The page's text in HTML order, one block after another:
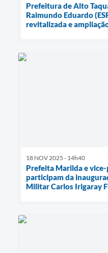
Prefeitura de Alto
Raimundo Eduardo
revitalizada e
18 NOV 2025 - 14h40
Prefeita Marilda e
participam da
Militar Carlos Irigaray